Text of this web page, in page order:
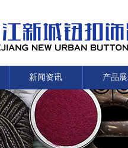
新闻资讯 产品